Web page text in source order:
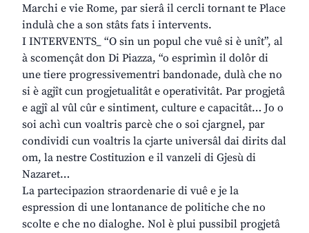
Marchi e vie Rome, par sierâ il cercli tornant te Place
indulà che a son stâts fats i intervents.
I INTERVENTS_ “O sin un popul che vuê si è unît”, al
à scomençât don Di Piazza, “o esprimìn il dolôr di
une tiere progressivementri bandonade, dulà che no
si è agjît cun progjetualitât e operativitât. Par progjetâ
e agjî al vûl cûr e sintiment, culture e capacitât… Jo o
soi achì cun voaltris parcè che o soi cjargnel, par
condividi cun voaltris la cjarte universâl dai dirits dal
om, la nestre Costituzion e il vanzeli di Gjesù di
Nazaret…
La partecipazion straordenarie di vuê e je la
espression di une lontanance de politiche che no
scolte e che no dialoghe. Nol è plui pussibil progjetâ